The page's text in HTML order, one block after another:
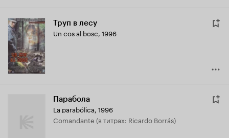
Труп в лесу
Un cos al bosc, 1996
Парабола
La parabólica, 1996
Comandante (в титрах: Ricardo Borrás)